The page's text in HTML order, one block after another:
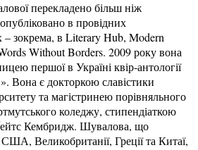
перекладено більш ніж
в провідних
зокрема, в Literary Hub, Modern
Without Borders. 2009 року вона
першої в Україні квір-антології
Вона є докторкою славістики
та магістринею порівняльного
коледжу, стипендіаткою
Кембридж. Шувалова, що
Великобританії, Греції та Китаї,